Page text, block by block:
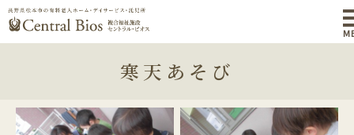
寒天あそび